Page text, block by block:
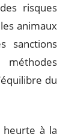
risques
animaux
sanctions
du
heurte à la